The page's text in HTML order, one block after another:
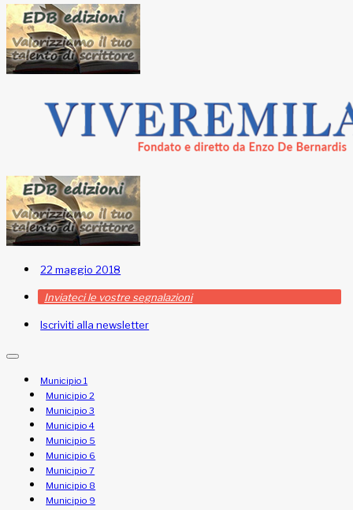
22 maggio 2018
Inviateci le vostre segnalazioni
Iscriviti alla newsletter
Municipio 1
Municipio 2
Municipio 3
Municipio 4
Municipio 5
Municipio 6
Municipio 7
Municipio 8
Municipio 9